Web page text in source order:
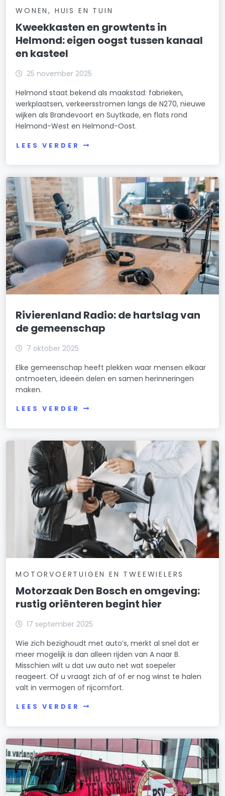
WONEN, HUIS EN TUIN
Kweekkasten en growtents in
Helmond: eigen oogst tussen kanaal
en kasteel
25 november 2025
Helmond staat bekend als maakstad: fabrieken,
werkplaatsen, verkeersstromen langs de N270, nieuwe
wijken als Brandevoort en Suytkade, en flats rond
Helmond-West en Helmond-Oost.
LEES VERDER
Rivierenland Radio: de hartslag van
de gemeenschap
7 oktober 2025
Elke gemeenschap heeft plekken waar mensen elkaar
ontmoeten, ideeën delen en samen herinneringen
maken.
LEES VERDER
MOTORVOERTUIGEN EN TWEEWIELERS
Motorzaak Den Bosch en omgeving:
rustig oriënteren begint hier
17 september 2025
Wie zich bezighoudt met auto’s, merkt al snel dat er
meer mogelijk is dan alleen rijden van A naar B.
Misschien wilt u dat uw auto net wat soepeler
reageert. Of u vraagt zich af of er nog winst te halen
valt in vermogen of rijcomfort.
LEES VERDER